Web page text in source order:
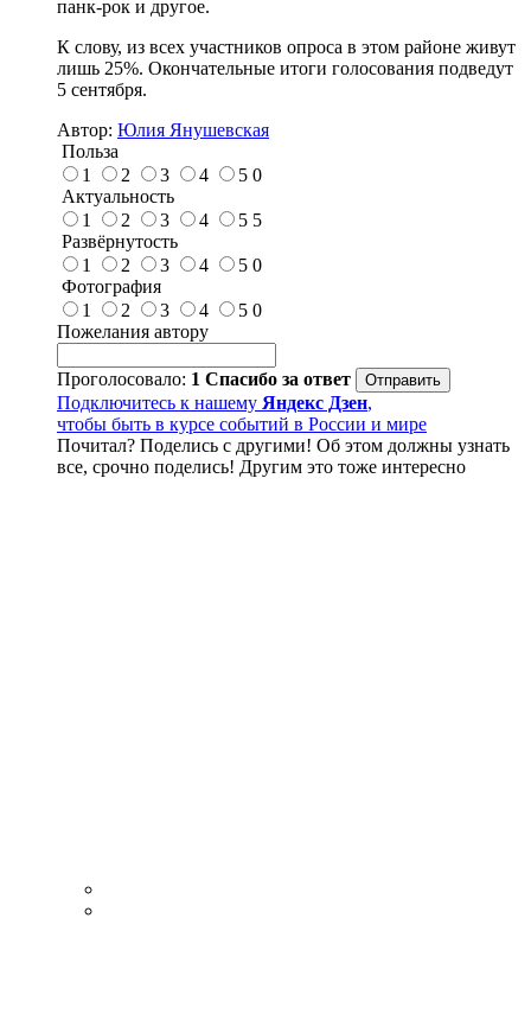
панк-рок и другое.
К слову, из всех участников опроса в этом районе живут
лишь 25%. Окончательные итоги голосования подведут
5 сентября.
Автор: Юлия Янушевская
Польза
1
2 3 4 5 0
Актуальность
1
2 3 4 5 5
Развёрнутость
1
2 3 4 5 0
Фотография
1
2 3 4 5 0
Пожелания автору
Проголосовало: 1 Спасибо за ответ
Подключитесь к нашему Яндекс Дзен,
чтобы быть в курсе событий в России и мире
Почитал? Поделись с другими! Об этом должны узнать
все, срочно поделись! Другим это тоже интересно